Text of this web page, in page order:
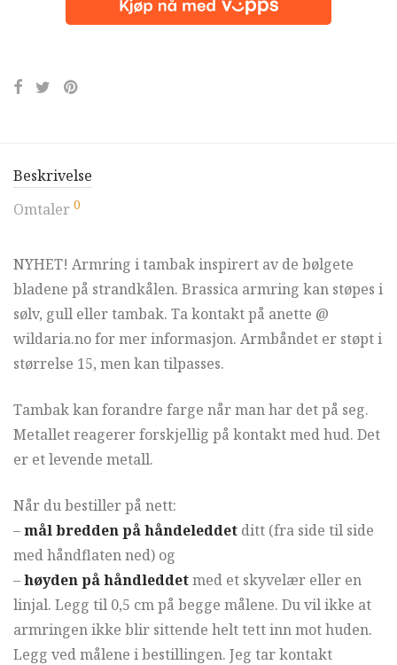
Beskrivelse
Omtaler 0
NYHET! Armring i tambak inspirert av de bølgete
bladene på strandkålen. Brassica armring kan støpes i
sølv, gull eller tambak. Ta kontakt på anette @
wildaria.no for mer informasjon. Armbåndet er støpt i
størrelse 15, men kan tilpasses.
Tambak kan forandre farge når man har det på seg.
Metallet reagerer forskjellig på kontakt med hud. Det
er et levende metall.
Når du bestiller på nett:
–mål bredden på håndeleddet ditt (fra side til side
med håndflaten ned) og
–høyden på håndleddetmed et skyvelær eller en
linjal. Legg til 0,5 cm på begge målene. Du vil ikke at
armringen ikke blir sittende helt tett inn mot huden.
Legg ved målene i bestillingen. Jeg tar kontakt